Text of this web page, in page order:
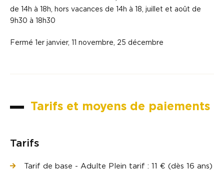
de 14h à 18h, hors vacances de 14h à 18, juillet et août de
9h30 à 18h30
Fermé 1er janvier, 11 novembre, 25 décembre
Tarifs et moyens de paiements
Tarifs
Tarif de base - Adulte Plein tarif : 11 € (dès 16 ans)